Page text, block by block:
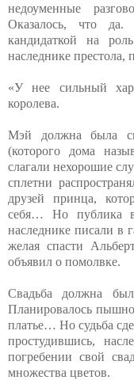
недоуменные
Оказалось, что
кандидаткой на
наследнике престола,
«У нее сильный
королева.
Мэй должна была
(которого дома
слагали нехорошие
сплетни
друзей принца,
себя… Но публика
наследнике писали в
желая спасти
объявил о помолвке.
Свадьба должна
Планировалось
платье… Но судьба
простудившись,
погребении свой
множества цветов.